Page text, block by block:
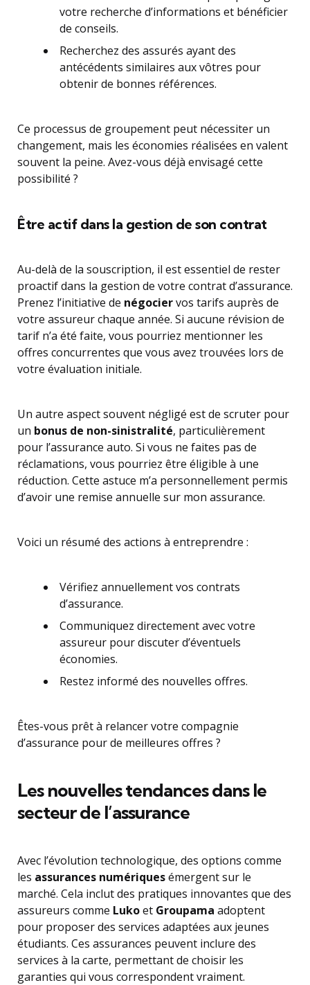
votre recherche d’informations et bénéficier
de conseils.
Recherchez des assurés ayant des
antécédents similaires aux vôtres pour
obtenir de bonnes références.
Ce processus de groupement peut nécessiter un
changement, mais les économies réalisées en valent
souvent la peine. Avez-vous déjà envisagé cette
possibilité ?
Être actif dans la gestion de son contrat
Au-delà de la souscription, il est essentiel de rester
proactif dans la gestion de votre contrat d’assurance.
Prenez l’initiative de négociervos tarifs auprès de
votre assureur chaque année. Si aucune révision de
tarif n’a été faite, vous pourriez mentionner les
offres concurrentes que vous avez trouvées lors de
votre évaluation initiale.
Un autre aspect souvent négligé est de scruter pour
un bonus de non-sinistralité, particulièrement
pour l’assurance auto. Si vous ne faites pas de
réclamations, vous pourriez être éligible à une
réduction. Cette astuce m’a personnellement permis
d’avoir une remise annuelle sur mon assurance.
Voici un résumé des actions à entreprendre :
Vérifiez annuellement vos contrats
d’assurance.
Communiquez directement avec votre
assureur pour discuter d’éventuels
économies.
Restez informé des nouvelles offres.
Êtes-vous prêt à relancer votre compagnie
d’assurance pour de meilleures offres ?
Les nouvelles tendances dans le
secteur de l’assurance
Avec l’évolution technologique, des options comme
les assurances numériquesémergent sur le
marché. Cela inclut des pratiques innovantes que des
assureurs comme Lukoet Groupama adoptent
pour proposer des services adaptées aux jeunes
étudiants. Ces assurances peuvent inclure des
services à la carte, permettant de choisir les
garanties qui vous correspondent vraiment.